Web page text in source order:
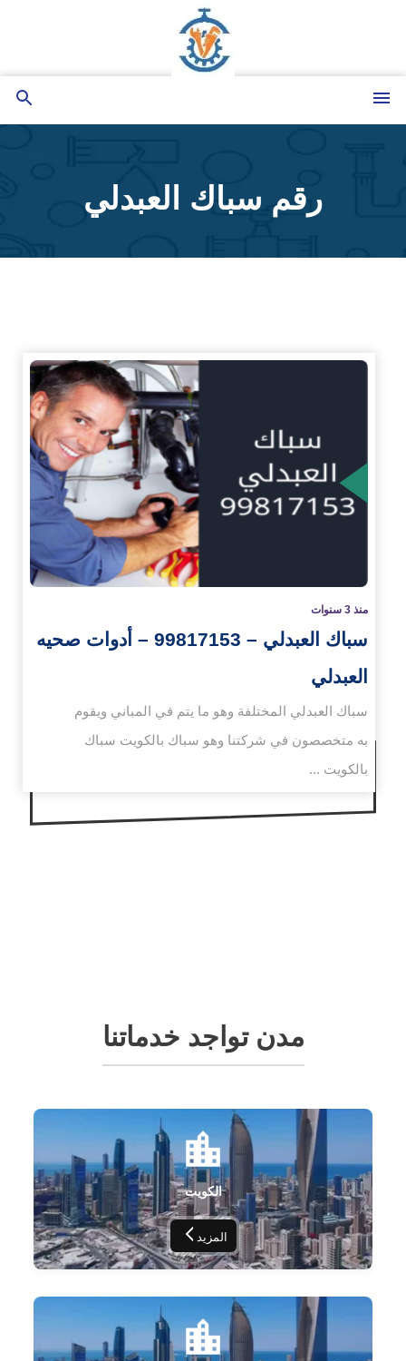
المحتوى
رقم سباك العبدلي
منذ 3 سنوات
سباك العبدلي – 99817153 – أدوات صحيه
العبدلي
سباك العبدلي المختلفة وهو ما يتم في المباني ويقوم
به متخصصون في شركتنا وهو سباك بالكويت سباك
بالكويت ...
مدن تواجد خدماتنا
الكويت
المزيد